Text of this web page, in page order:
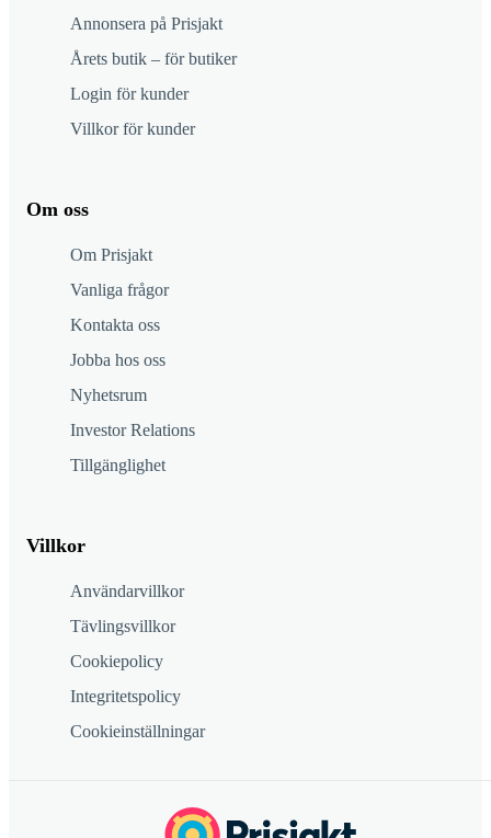
Annonsera på Prisjakt
Årets butik – för butiker
Login för kunder
Villkor för kunder
Om oss
Om Prisjakt
Vanliga frågor
Kontakta oss
Jobba hos oss
Nyhetsrum
Investor Relations
Tillgänglighet
Villkor
Användarvillkor
Tävlingsvillkor
Cookiepolicy
Integritetspolicy
Cookieinställningar